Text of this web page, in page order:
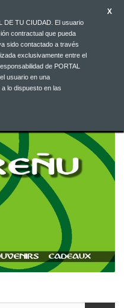
DE TU CIUDAD. El usuario
contractual que pueda
sido contactado a través
exclusivamente entre el
de PORTAL
usuario en una
lo dispuesto en las
X
EUR